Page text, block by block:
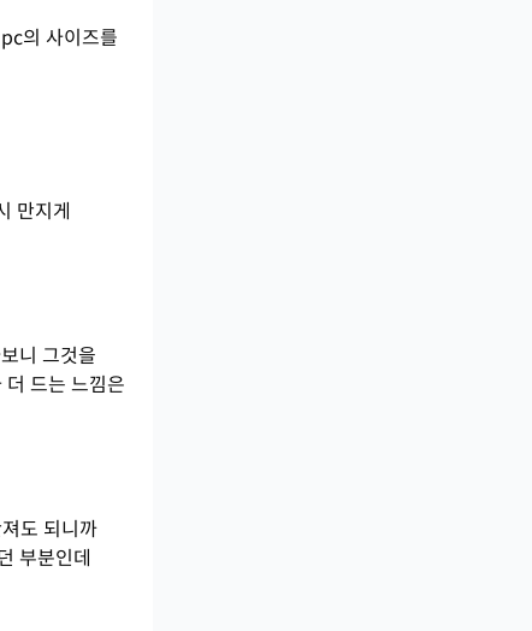
의 사이즈를
만지게
니 그것을
드는 느낌은
도 되니까
부분인데